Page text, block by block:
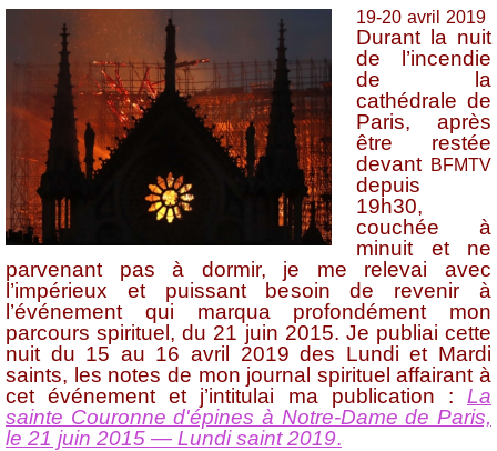
19-20 avril 2019
Durant la nuit
de l’incendie
de la
cathédrale de
Paris, après
être restée
devant BFMTV
depuis
19h30,
couchée à
minuit et ne
parvenant pas à dormir, je me relevai avec
l’impérieux et puissant besoin de revenir à
l’événement qui marqua profondément mon
parcours spirituel, du 21 juin 2015. Je publiai cette
nuit du 15 au 16 avril 2019 des Lundi et Mardi
saints, les notes de mon journal spirituel affairant à
cet événement et j’intitulai ma publication : La
sainte Couronne d'épines à Notre-Dame de Paris,
le 21 juin 2015 — Lundi saint 2019.